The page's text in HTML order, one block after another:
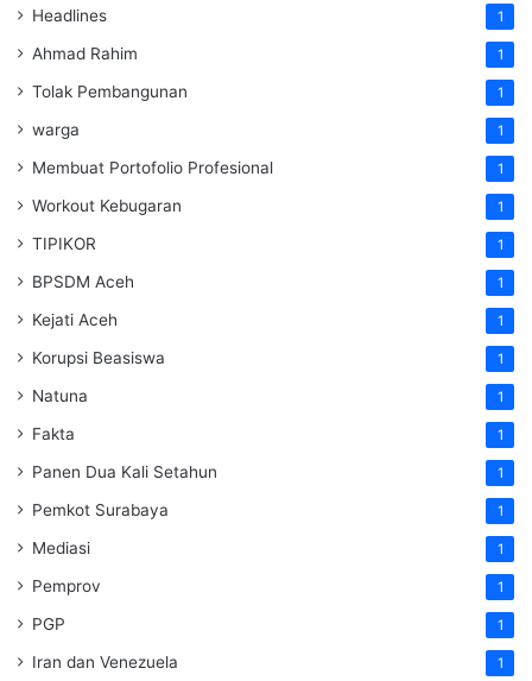
Headlines 1
Ahmad Rahim 1
Tolak Pembangunan 1
warga 1
Membuat Portofolio Profesional 1
Workout Kebugaran 1
TIPIKOR 1
BPSDM Aceh 1
Kejati Aceh 1
Korupsi Beasiswa 1
Natuna 1
Fakta 1
Panen Dua Kali Setahun 1
Pemkot Surabaya 1
Mediasi 1
Pemprov 1
PGP 1
Iran dan Venezuela 1